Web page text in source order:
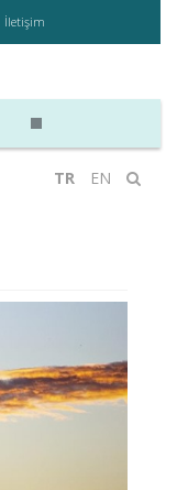
İletişim
TR EN